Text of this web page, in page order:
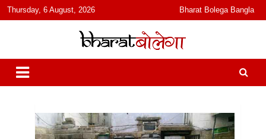
content
Thursday, 6 August, 2026 Bharat Bolega Bangla
भारत बोलेगा
हिंदी में समाचार, विचार, ऑडियो, वीडियो और फ़ीचर. भारत बोलेगा हिंदी न्यूज़ वेबसाइट
India: News, Views, Info, Trends & Podcast I जानकारी भी समझदारी भी
और पॉडकास्ट